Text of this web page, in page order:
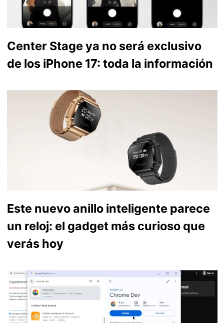
Center Stage ya no será exclusivo
de los iPhone 17: toda la información
Este nuevo anillo inteligente parece
un reloj: el gadget más curioso que
verás hoy